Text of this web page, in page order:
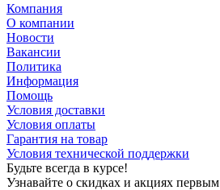
Компания
О компании
Новости
Вакансии
Политика
Информация
Помощь
Условия доставки
Условия оплаты
Гарантия на товар
Условия технической поддержки
Будьте всегда в курсе!
Узнавайте о скидках и акциях первым